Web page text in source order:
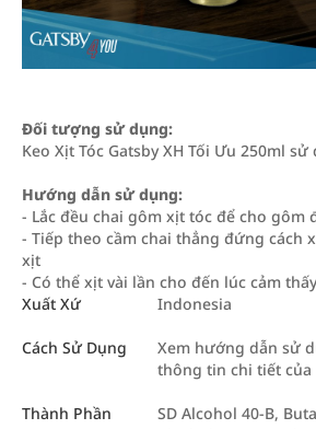
Đối tượng sử dụng:
Keo Xịt Tóc Gatsby XH Tối Ưu 250ml
Hướng dẫn sử dụng:
- Lắc đều chai gôm xịt tóc để cho gôm
- Tiếp theo cầm chai thẳng đứng cách
xịt
- Có thể xịt vài lần cho đến lúc cảm
Xuất Xứ
Indonesia
Cách Sử Dụng
Xem hướng dẫn sử
thông tin chi tiết của
Thành Phần
SD Alcohol 40-B,